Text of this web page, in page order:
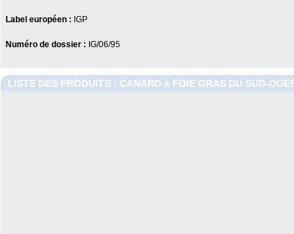
Label européen : IGP
Numéro de dossier : IG/06/95
LISTE DES PRODUITS : CANARD à FOIE GRAS DU SUD-